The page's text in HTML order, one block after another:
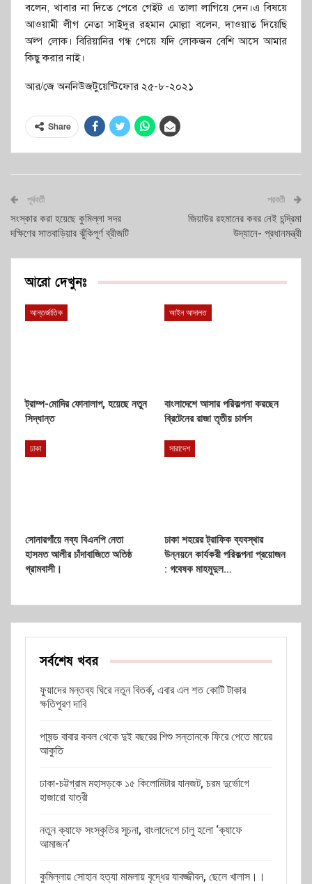
বলেন, খাবার না দিতে পেরে গেইট এ তালা লাগিয়ে দেন।এ বিষয়ে
আওয়ামী লীগ নেতা সাইদুর রহমান মোল্লা বলেন, দাওয়াত দিয়েছি
অল্প লোক। বিরিয়ানির গন্ধ পেয়ে যদি লোকজন বেশি আসে আমার
কিছু করার নাই।
আর/জে অননিউজটুয়েন্টিফোর ২৫-৮-২০২১
Share
পূর্ববর্তী
সংস্কার করা হয়েছে কুমিল্লা সদর
দক্ষিণের সাতবাড়িয়ার ঝুঁকিপূর্ণ ব্রীজটি
পরবর্তী
জিয়াউর রহমানের কবর নেই চন্দ্রিমা
উদ্যানে- প্রধানমন্ত্রী
আরো দেখুনঃ
আন্তর্জাতিক
ট্রাম্প-মোদির ফোনালাপ, হয়েছে নতুন
সিদ্ধান্ত
আইন আদালত
বাংলাদেশে আসার পরিকল্পনা করছেন
ব্রিটেনের রাজা তৃতীয় চার্লস
ঢাকা
সোনারগাঁয়ে নব্য বিএনপি নেতা
হাসমত আলীর চাঁদাবাজিতে অতিষ্ঠ
গ্রামবাসী।
সারাদেশ
ঢাকা শহরের ট্রাফিক ব্যবস্থার
উন্নয়নে কার্যকরী পরিকল্পনা প্রয়োজন
: গবেষক মাহমুদুল…
সর্বশেষ খবর
ফুয়াদের মন্তব্য ঘিরে নতুন বিতর্ক, এবার এল শত কোটি টাকার
ক্ষতিপূরণ দাবি
পাষন্ড বাবার কবল থেকে দুই বছরের শিশু সন্তানকে ফিরে পেতে মায়ের
আকুতি
ঢাকা-চট্টগ্রাম মহাসড়কে ১৫ কিলোমিটার যানজট, চরম দুর্ভোগে
হাজারো যাত্রী
নতুন ক্যাফে সংস্কৃতির সূচনা, বাংলাদেশে চালু হলো ‘ক্যাফে
আমাজন’
কুমিল্লায় সোহান হত্যা মামলায় বৃদ্ধের যাবজ্জীবন, ছেলে খালাস।।